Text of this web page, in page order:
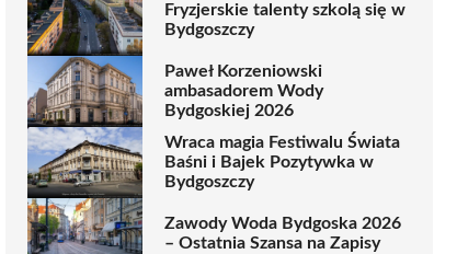
Fryzjerskie talenty szkolą się w
Bydgoszczy
Paweł Korzeniowski
ambasadorem Wody
Bydgoskiej 2026
Wraca magia Festiwalu Świata
Baśni i Bajek Pozytywka w
Bydgoszczy
Zawody Woda Bydgoska 2026
– Ostatnia Szansa na Zapisy